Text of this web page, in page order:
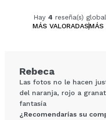
Hay 4 reseña(s)
MÁS VALORADASMÁS
Rebeca
Las fotos no le hacen
del naranja, rojo a
fantasía
¿Recomendarías su